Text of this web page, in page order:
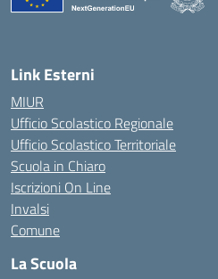
Link Esterni
MIUR
Ufficio Scolastico Regionale
Ufficio Scolastico Territoriale
Scuola in Chiaro
Iscrizioni On Line
Invalsi
Comune
La Scuola